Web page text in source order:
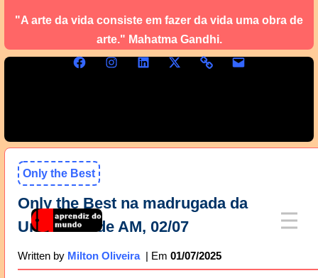
"A arte da vida consiste em fazer da vida uma obra de
arte." Mahatma Gandhi.
Only the Best
Only the Best na madrugada da
Universidade AM, 02/07
Written by Milton Oliveira 01/07/2025